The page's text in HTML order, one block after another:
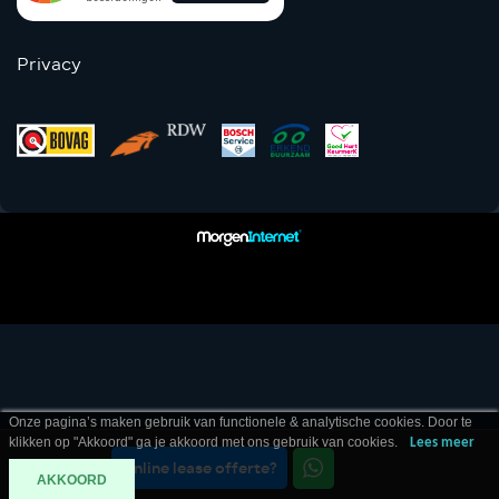
Contact Online lease offerte?
Privacy
Onze pagina’s maken gebruik van functionele & analytische cookies. Door te
klikken op "Akkoord" ga je akkoord met ons gebruik van cookies.
Lees meer
AKKOORD